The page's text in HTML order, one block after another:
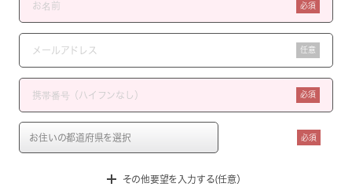
必須
任意
必須
必須
その他要望を入力する(任意）